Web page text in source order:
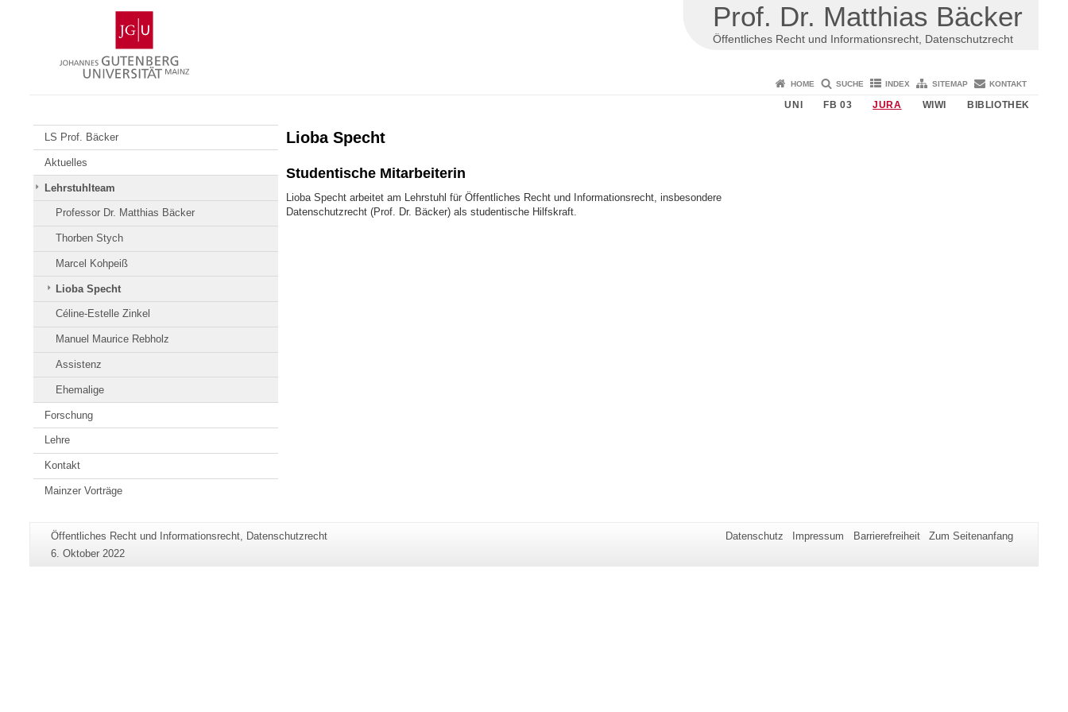
Gutenberg-
Universität
Mainz
Prof. Dr. Matthias Bäcker
Öffentliches Recht und Informationsrecht, Datenschutzrecht
HOME SUCHE INDEX SITEMAP KONTAKT
UNI FB 03 JURA WIWI BIBLIOTHEK
LS Prof. Bäcker
Aktuelles
Lehrstuhlteam
Professor Dr. Matthias Bäcker
Thorben Stych
Marcel Kohpeiß
Lioba Specht
Céline-Estelle Zinkel
Manuel Maurice Rebholz
Assistenz
Ehemalige
Forschung
Lehre
Kontakt
Mainzer Vorträge
Lioba Specht
Studentische Mitarbeiterin
Lioba Specht arbeitet am Lehrstuhl für Öffentliches Recht und Informationsrecht, insbesondere
Datenschutzrecht (Prof. Dr. Bäcker) als studentische Hilfskraft.
Zusätzliche
Informationen
Seiten-
Name:
Öffentliches Recht und Informationsrecht, Datenschutzrecht
Letzte
6. Oktober 2022
Datenschutz Impressum Barrierefreiheit Zum Seitenanfang